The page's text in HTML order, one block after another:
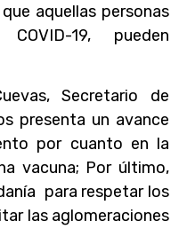
aquellas personas
19, pueden
Secretario de
presenta un avance
por cuanto en la
vacuna; Por último,
para respetar los
las aglomeraciones